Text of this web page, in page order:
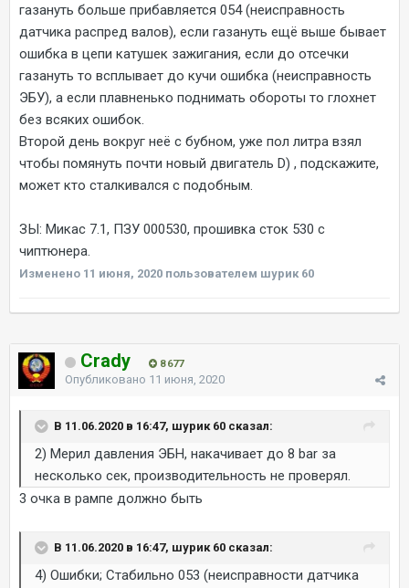
газануть больше прибавляется 054 (неисправность
датчика распред валов), если газануть ещё выше бывает
ошибка в цепи катушек зажигания, если до отсечки
газануть то всплывает до кучи ошибка (неисправность
ЭБУ), а если плавненько поднимать обороты то глохнет
без всяких ошибок.
Второй день вокруг неё с бубном, уже пол литра взял
чтобы помянуть почти новый двигатель D) , подскажите,
может кто сталкивался с подобным.
ЗЫ: Микас 7.1, ПЗУ 000530, прошивка сток 530 с
чиптюнера.
Изменено 11 июня, 2020 пользователем шурик 60
Crady 8 677
Опубликовано 11 июня, 2020
В 11.06.2020 в 16:47, шурик 60 сказал:
2) Мерил давления ЭБН, накачивает до 8 bar за
несколько сек, производительность не проверял.
3 очка в рампе должно быть
В 11.06.2020 в 16:47, шурик 60 сказал:
4) Ошибки; Стабильно 053 (неисправности датчика